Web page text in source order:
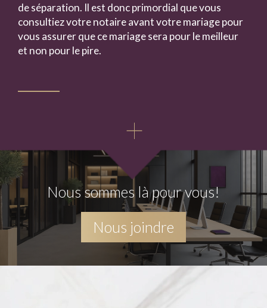
de séparation. Il est donc primordial que vous
consultiez votre notaire avant votre mariage pour
vous assurer que ce mariage sera pour le meilleur
et non pour le pire.
Nous sommes là pour vous!
Nous joindre